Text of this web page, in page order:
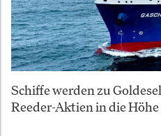
Schiffe werden zu
Reeder-Aktien in die